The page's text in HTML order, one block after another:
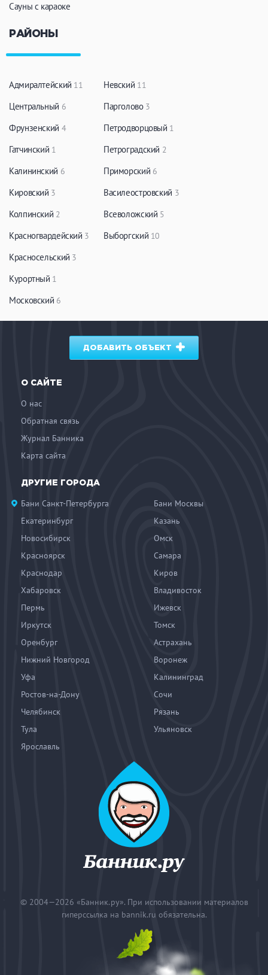
Сауны с караоке
РАЙОНЫ
Адмиралтейский 11
Центральный 6
Фрунзенский 4
Гатчинский 1
Калининский 6
Кировский 3
Колпинский 2
Красногвардейский 3
Красносельский 3
Курортный 1
Московский 6
Невский 11
Парголово 3
Петродворцовый 1
Петроградский 2
Приморский 6
Василеостровский 3
Всеволожский 5
Выборгский 10
ДОБАВИТЬ ОБЪЕКТ
О САЙТЕ
О нас
Обратная связь
Журнал Банника
Карта сайта
ДРУГИЕ ГОРОДА
Бани Санкт-Петербурга
Бани Москвы
Екатеринбург
Казань
Новосибирск
Омск
Красноярск
Самара
Краснодар
Киров
Хабаровск
Владивосток
Пермь
Ижевск
Иркутск
Томск
Оренбург
Астрахань
Нижний Новгород
Воронеж
Уфа
Калининград
Ростов-на-Дону
Сочи
Челябинск
Рязань
Тула
Ульяновск
Ярославль
© 2004—2026 «Банник.ру». При использовании материалов
гиперссылка на bannik.ru обязательна.